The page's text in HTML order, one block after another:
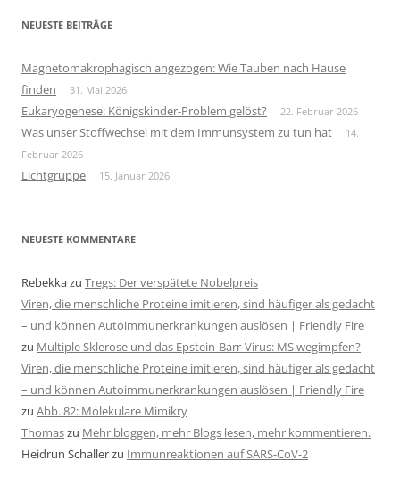
NEUESTE BEITRÄGE
Magnetomakrophagisch angezogen: Wie Tauben nach Hause
finden
31. Mai 2026
Eukaryogenese: Königskinder-Problem gelöst? 22. Februar 2026
Was unser Stoffwechsel mit dem Immunsystem zu tun hat
14.
Februar 2026
Lichtgruppe 15. Januar 2026
NEUESTE KOMMENTARE
Rebekkazu Tregs: Der verspätete Nobelpreis
Viren, die menschliche Proteine imitieren, sind häufiger als gedacht
– und können Autoimmunerkrankungen auslösen | Friendly Fire
zu Multiple Sklerose und das Epstein-Barr-Virus: MS wegimpfen?
Viren, die menschliche Proteine imitieren, sind häufiger als gedacht
– und können Autoimmunerkrankungen auslösen | Friendly Fire
zu Abb. 82: Molekulare Mimikry
Thomaszu Mehr bloggen, mehr Blogs lesen, mehr kommentieren.
Heidrun Schallerzu Immunreaktionen auf SARS-CoV-2